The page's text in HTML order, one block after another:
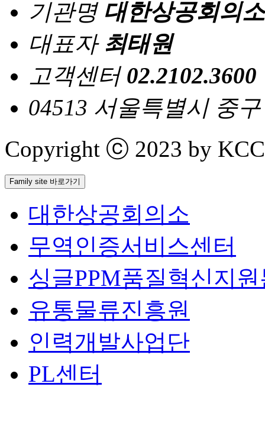
기관명 대한상공회의소
대표자 최태원
고객센터 02.2102.3600
04513 서울특별시 중
Copyright ⓒ 2023 by
Family site 바로가기
대한상공회의소
무역인증서비스센터
싱글PPM품질혁신지
유통물류진흥원
인력개발사업단
PL센터